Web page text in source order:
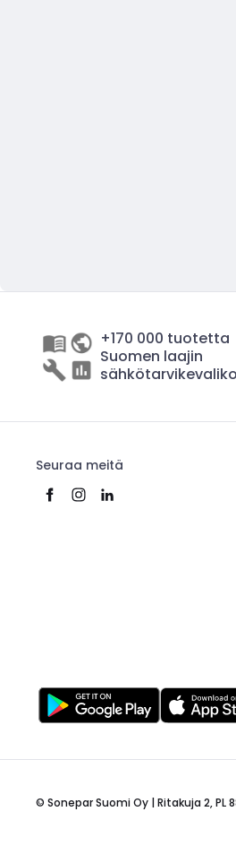
+170 000 tuotetta
Suomen laajin
Seuraa meitä
© Sonepar Suomi Oy | Ritakuja 2, PL